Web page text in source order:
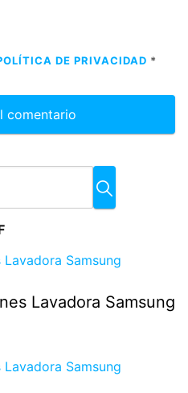
DE PRIVACIDAD *
Lavadora Samsung